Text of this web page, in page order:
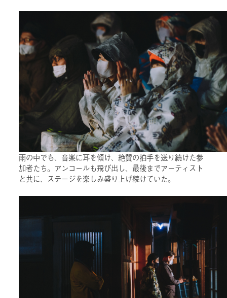
雨の中でも、音楽に耳を傾け、絶賛の拍手を送り続けた参
加者たち。アンコールも飛び出し、最後までアーティスト
と共に、ステージを楽しみ盛り上げ続けていた。